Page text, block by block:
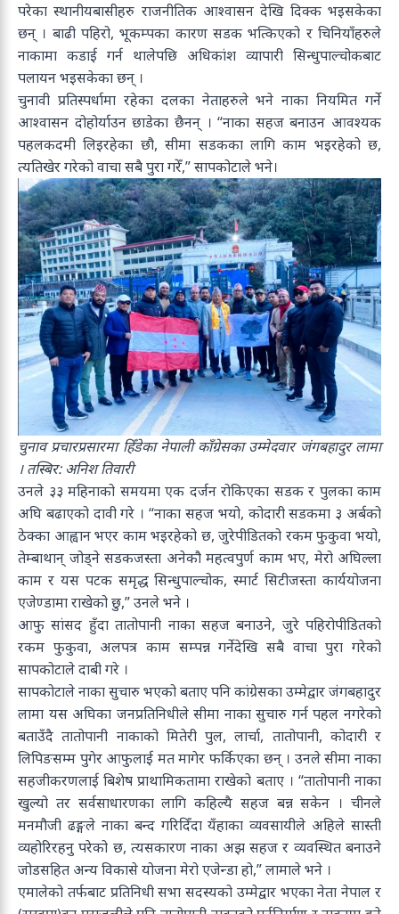
परेका स्थानीयबासीहरु राजनीतिक आश्वासन देखि दिक्क भइसकेका
छन् । बाढी पहिरो, भूकम्पका कारण सडक भत्किएको र चिनियाँहरुले
नाकामा कडाई गर्न थालेपछि अधिकांश व्यापारी सिन्धुपाल्चोकबाट
पलायन भइसकेका छन् ।
चुनावी प्रतिस्पर्धामा रहेका दलका नेताहरुले भने नाका नियमित गर्ने
आश्वासन दोहोर्याउन छाडेका छैनन् । “नाका सहज बनाउन आवश्यक
पहलकदमी लिइरहेका छौ, सीमा सडकका लागि काम भइरहेको छ,
त्यतिखेर गरेको वाचा सबै पुरा गरेँ,” सापकोटाले भने।
चुनाव प्रचारप्रसारमा हिँडेका नेपाली काँग्रेसका उम्मेदवार जंगबहादुर लामा
। तस्बिर: अनिश तिवारी
उनले ३३ महिनाको समयमा एक दर्जन रोकिएका सडक र पुलका काम
अघि बढाएको दावी गरे । “नाका सहज भयो, कोदारी सडकमा ३ अर्बको
ठेक्का आह्वान भएर काम भइरहेको छ, जुरेपीडितको रकम फुकुवा भयो,
तेम्बाथान् जोड्ने सडकजस्ता अनेकौ महत्वपुर्ण काम भए, मेरो अघिल्ला
काम र यस पटक समृद्ध सिन्धुपाल्चोक, स्मार्ट सिटीजस्ता कार्ययोजना
एजेण्डामा राखेको छु,” उनले भने ।
आफु सांसद हुँदा तातोपानी नाका सहज बनाउने, जुरे पहिरोपीडितको
रकम फुकुवा, अलपत्र काम सम्पन्न गर्नेदेखि सबै वाचा पुरा गरेको
सापकोटाले दाबी गरे ।
सापकोटाले नाका सुचारु भएको बताए पनि कांग्रेसका उम्मेद्वार जंगबहादुर
लामा यस अघिका जनप्रतिनिधीले सीमा नाका सुचारु गर्न पहल नगरेको
बताउँदै तातोपानी नाकाको मितेरी पुल, लार्चा, तातोपानी, कोदारी र
लिपिङसम्म पुगेर आफुलाई मत मागेर फर्किएका छन् । उनले सीमा नाका
सहजीकरणलाई बिशेष प्राथामिकतामा राखेको बताए । “तातोपानी नाका
खुल्यो तर सर्वसाधारणका लागि कहिल्यै सहज बन्न सकेन । चीनले
मनमौजी ढङ्गले नाका बन्द गरिदिँदा यँहाका व्यवसायीले अहिले सास्ती
व्यहोरिरहनु परेको छ, त्यसकारण नाका अझ सहज र व्यवस्थित बनाउने
जोडसहित अन्य विकासे योजना मेरो एजेन्डा हो,” लामाले भने ।
एमालेको तर्फबाट प्रतिनिधी सभा सदस्यको उम्मेद्वार भएका नेता नेपाल र